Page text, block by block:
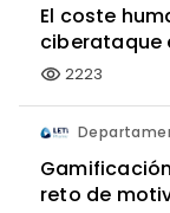
El coste
ciberataque
visibility 2223
reto de